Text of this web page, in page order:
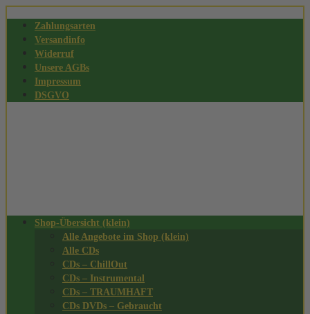
Zahlungsarten
Versandinfo
Widerruf
Unsere AGBs
Impressum
DSGVO
Shop-Übersicht (klein)
Alle Angebote im Shop (klein)
Alle CDs
CDs – ChillOut
CDs – Instrumental
CDs – TRAUMHAFT
CDs DVDs – Gebraucht